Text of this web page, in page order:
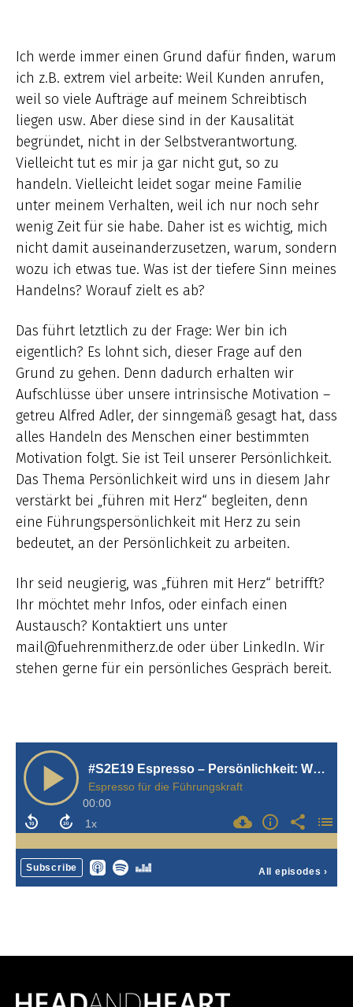
Ich werde immer einen Grund dafür finden, warum
ich z.B. extrem viel arbeite: Weil Kunden anrufen,
weil so viele Aufträge auf meinem Schreibtisch
liegen usw. Aber diese sind in der Kausalität
begründet, nicht in der Selbstverantwortung.
Vielleicht tut es mir ja gar nicht gut, so zu
handeln. Vielleicht leidet sogar meine Familie
unter meinem Verhalten, weil ich nur noch sehr
wenig Zeit für sie habe. Daher ist es wichtig, mich
nicht damit auseinanderzusetzen, warum, sondern
wozu ich etwas tue. Was ist der tiefere Sinn meines
Handelns? Worauf zielt es ab?
Das führt letztlich zu der Frage: Wer bin ich
eigentlich? Es lohnt sich, dieser Frage auf den
Grund zu gehen. Denn dadurch erhalten wir
Aufschlüsse über unsere intrinsische Motivation –
getreu Alfred Adler, der sinngemäß gesagt hat, dass
alles Handeln des Menschen einer bestimmten
Motivation folgt. Sie ist Teil unserer Persönlichkeit.
Das Thema Persönlichkeit wird uns in diesem Jahr
verstärkt bei „führen mit Herz“ begleiten, denn
eine Führungspersönlichkeit mit Herz zu sein
bedeutet, an der Persönlichkeit zu arbeiten.
Ihr seid neugierig, was „führen mit Herz“ betrifft?
Ihr möchtet mehr Infos, oder einfach einen
Austausch? Kontaktiert uns unter
mail@fuehrenmitherz.de oder über LinkedIn. Wir
stehen gerne für ein persönliches Gespräch bereit.